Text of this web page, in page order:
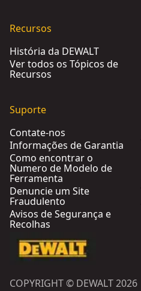
Recursos
História da DEWALT
Ver todos os Tópicos de
Recursos
Suporte
Contate-nos
Informações de Garantia
Como encontrar o
Numero de Modelo de
Ferramenta
Denuncie um Site
Fraudulento
Avisos de Segurança e
Recolhas
COPYRIGHT © DEWALT 2026